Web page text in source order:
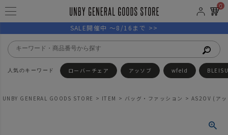
0
SALE開催中 ～8/16まで >>
ローバーチェア アッソブ wfeld
UNBY GENERAL GOODS STORE ITEM バッグ・ファッション AS2OV (ア